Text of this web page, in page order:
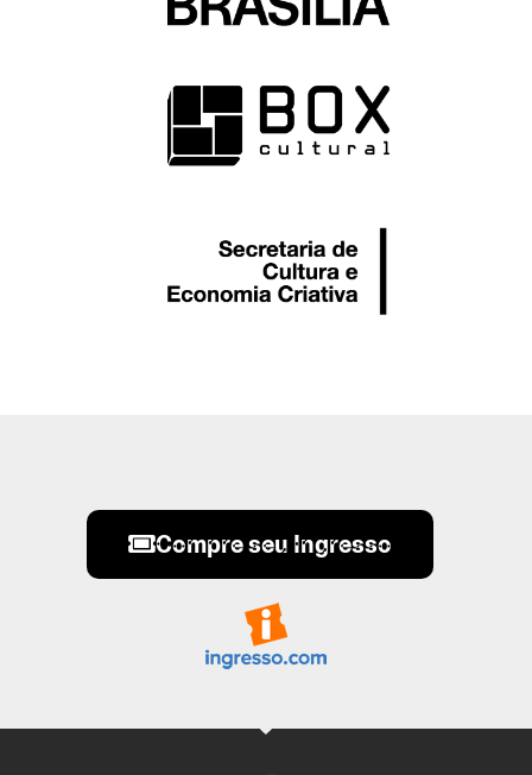
Compre seu Ingresso